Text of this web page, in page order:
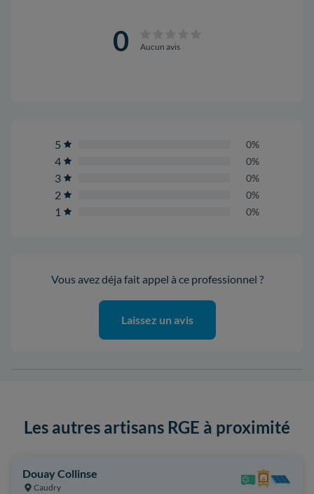
0 Aucun avis
5 0%
4 0%
3 0%
2 0%
1 0%
Vous avez déja fait appel à ce professionnel ?
Laissez un avis
Les autres artisans RGE à proximité
Douay Collinse
Caudry